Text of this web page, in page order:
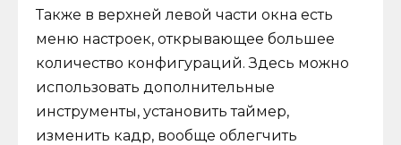
Также в верхней левой части окна есть
меню настроек, открывающее большее
количество конфигураций. Здесь можно
использовать дополнительные
инструменты, установить таймер,
изменить кадр, вообще облегчить